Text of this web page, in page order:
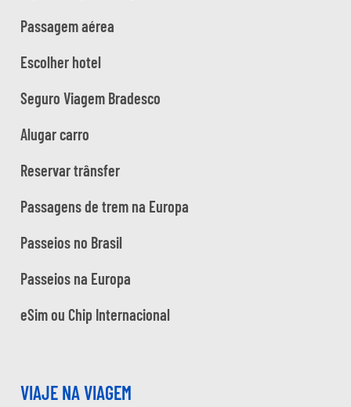
Passagem aérea
Escolher hotel
Seguro Viagem Bradesco
Alugar carro
Reservar trânsfer
Passagens de trem na Europa
Passeios no Brasil
Passeios na Europa
eSim ou Chip Internacional
VIAJE NA VIAGEM